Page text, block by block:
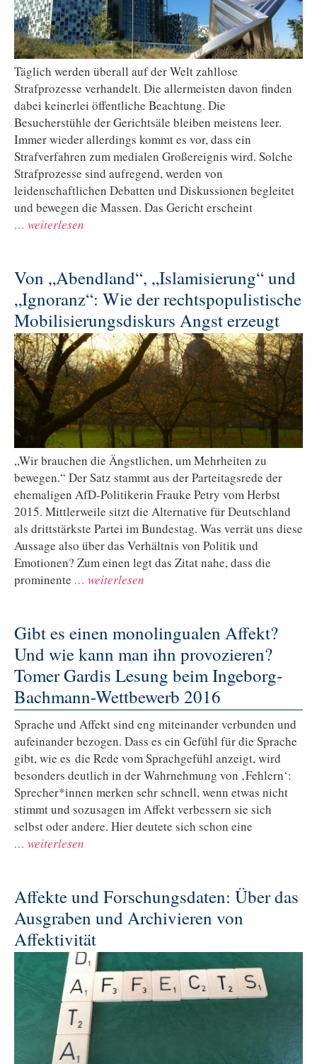
Täglich werden überall auf der Welt zahllose
Strafprozesse verhandelt. Die allermeisten davon finden
dabei keinerlei öffentliche Beachtung. Die
Besucherstühle der Gerichtsäle bleiben meistens leer.
Immer wieder allerdings kommt es vor, dass ein
Strafverfahren zum medialen Großereignis wird. Solche
Strafprozesse sind aufregend, werden von
leidenschaftlichen Debatten und Diskussionen begleitet
und bewegen die Massen. Das Gericht erscheint
… weiterlesen
Von „Abendland“, „Islamisierung“ und
„Ignoranz“: Wie der rechtspopulistische
Mobilisierungsdiskurs Angst erzeugt
„Wir brauchen die Ängstlichen, um Mehrheiten zu
bewegen.“ Der Satz stammt aus der Parteitagsrede der
ehemaligen AfD-Politikerin Frauke Petry vom Herbst
2015. Mittlerweile sitzt die Alternative für Deutschland
als drittstärkste Partei im Bundestag. Was verrät uns diese
Aussage also über das Verhältnis von Politik und
Emotionen? Zum einen legt das Zitat nahe, dass die
prominente … weiterlesen
Gibt es einen monolingualen Affekt?
Und wie kann man ihn provozieren?
Tomer Gardis Lesung beim Ingeborg-
Bachmann-Wettbewerb 2016
Sprache und Affekt sind eng miteinander verbunden und
aufeinander bezogen. Dass es ein Gefühl für die Sprache
gibt, wie es die Rede vom Sprachgefühl anzeigt, wird
besonders deutlich in der Wahrnehmung von ‚Fehlern‘:
Sprecher*innen merken sehr schnell, wenn etwas nicht
stimmt und sozusagen im Affekt verbessern sie sich
selbst oder andere. Hier deutete sich schon eine
… weiterlesen
Affekte und Forschungsdaten: Über das
Ausgraben und Archivieren von
Affektivität